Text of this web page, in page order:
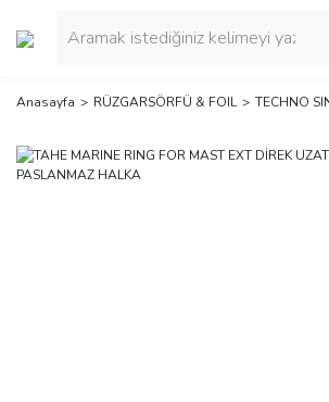
Anasayfa RÜZGARSÖRFÜ & FOIL TECHNO